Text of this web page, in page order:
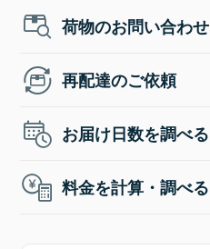
荷物のお問い合わせ
再配達のご依頼
お届け日数を調べる
料金を計算・調べる